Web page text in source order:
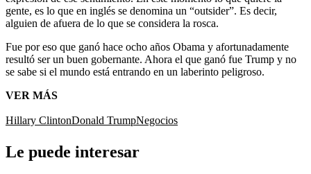
gente, es lo que en inglés se denomina un “outsider”. Es decir,
alguien de afuera de lo que se considera la rosca.
Fue por eso que ganó hace ocho años Obama y afortunadamente
resultó ser un buen gobernante. Ahora el que ganó fue Trump y no
se sabe si el mundo está entrando en un laberinto peligroso.
VER MÁS
Hillary ClintonDonald TrumpNegocios
Le puede interesar